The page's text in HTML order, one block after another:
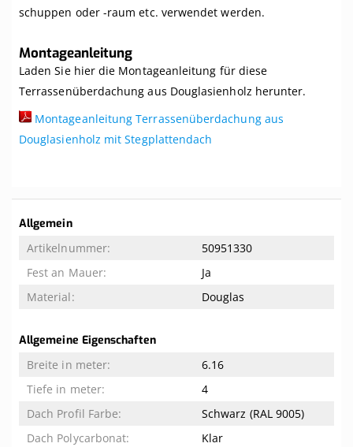
schuppen oder -raum etc. verwendet werden.
Montageanleitung
Laden Sie hier die Montageanleitung für diese
Terrassenüberdachung aus Douglasienholz herunter.
Montageanleitung Terrassenüberdachung aus
Douglasienholz mit Stegplattendach
Weitere
Informationen
Allgemein
50951330
Ja
Douglas
Allgemeine Eigenschaften
6.16
4
Schwarz (RAL 9005)
Klar